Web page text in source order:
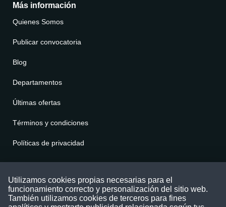
Más información
Quienes Somos
Publicar convocatoria
Blog
Departamentos
Últimas ofertas
Términos y condiciones
Políticas de privacidad
Puede comunicarse con nosotros a través
nuestras redes sociales o del correo:
Utilizamos cookies propias necesarias para el
funcionamiento correcto y personalización del sitio web.
También utilizamos cookies de terceros para fines